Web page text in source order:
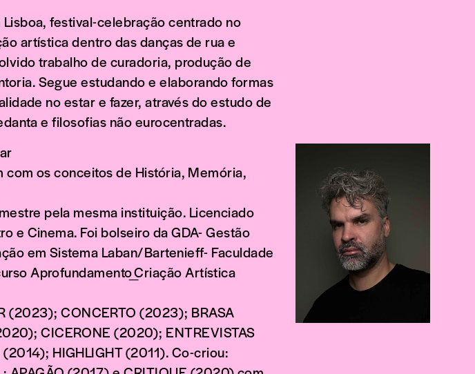
festival-celebração centrado no
artística dentro das danças de rua e
trabalho de curadoria, produção de
Segue estudando e elaborando formas
no estar e fazer, através do estudo de
e filosofias não eurocentradas.
com os conceitos de História, Memória,
pela mesma instituição. Licenciado
e Cinema. Foi bolseiro da GDA- Gestão
em Sistema Laban/Bartenieff- Faculdade
Aprofundamento_Criação Artística
(2023); CONCERTO (2023); BRASA
CICERONE (2020); ENTREVISTAS
HIGHLIGHT (2011). Co-criou: